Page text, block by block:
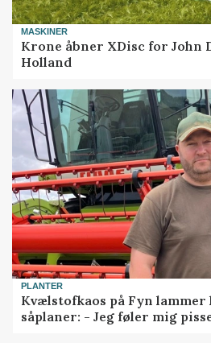
MASKINER
Krone åbner XDisc for John
Holland
PLANTER
Kvælstofkaos på Fyn
såplaner: - Jeg føler mig